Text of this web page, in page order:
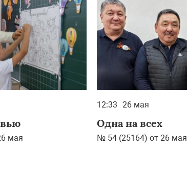
мая
12:33 26 мая
Одна на всех
№ 54 (25164) от 26 мая